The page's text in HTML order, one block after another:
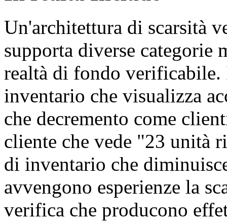
Un'architettura di scarsità
supporta diverse categorie
realtà di fondo
inventario che visualizza
che decremento come
cliente che vede "23 unità
di inventario che
avvengono esperienze la
verifica che producono